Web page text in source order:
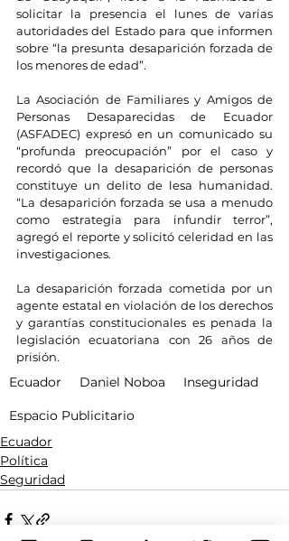
solicitar la presencia el lunes de varias
autoridades del Estado para que informen
sobre “la presunta desaparición forzada de
los menores de edad”.
La Asociación de Familiares y Amigos de
Personas Desaparecidas de Ecuador
(ASFADEC) expresó en un comunicado su
“profunda preocupación” por el caso y
recordó que la desaparición de personas
constituye un delito de lesa humanidad.
“La desaparición forzada se usa a menudo
como estrategia para infundir terror”,
agregó el reporte y solicitó celeridad en las
investigaciones.
La desaparición forzada cometida por un
agente estatal en violación de los derechos
y garantías constitucionales es penada la
legislación ecuatoriana con 26 años de
prisión.
Ecuador Daniel Noboa Inseguridad
Espacio Publicitario
Ecuador
Política
Seguridad